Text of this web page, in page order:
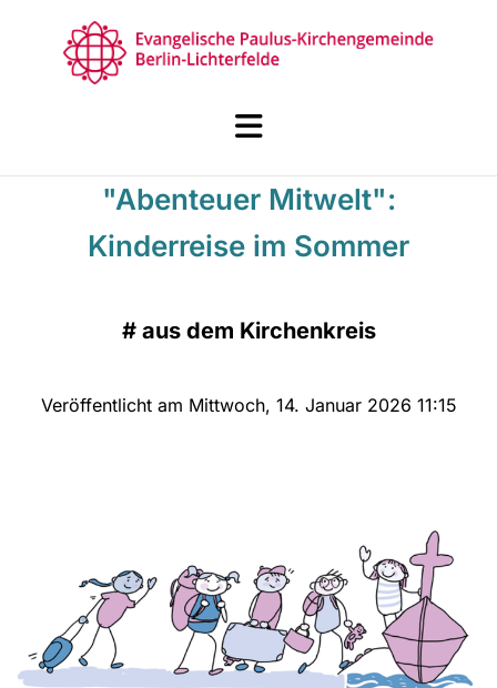
"Abenteuer Mitwelt":
Kinderreise im Sommer
# aus dem Kirchenkreis
Veröffentlicht am Mittwoch, 14. Januar 2026 11:15